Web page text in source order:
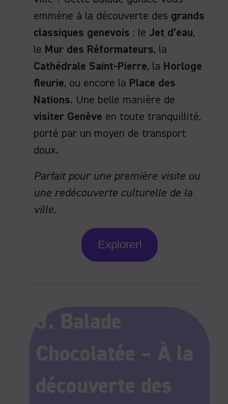
emmène à la découverte des grands
classiques genevois : le Jet d’eau,
le Mur des Réformateurs, la
Cathédrale Saint-Pierre, la Horloge
fleurie, ou encore la Place des
Nations. Une belle manière de
visiter Genève en toute tranquillité,
porté par un moyen de transport
doux.
Parfait pour une première visite ou
une redécouverte culturelle de la
ville.
Explorer!
3. Balade
Chocolatée – À la
découverte des